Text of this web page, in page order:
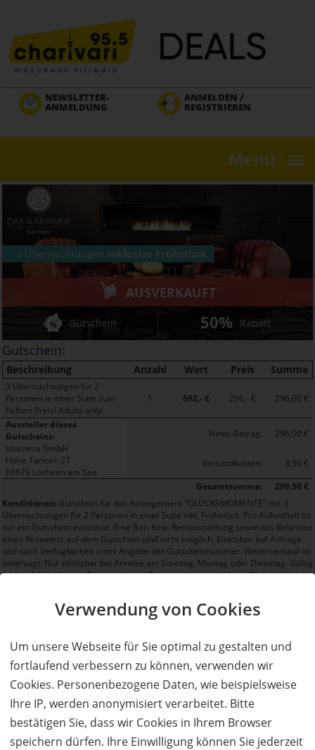
Verwendung von Cookies
Um unsere Webseite für Sie optimal zu gestalten und
fortlaufend verbessern zu können, verwenden wir
Cookies. Personenbezogene Daten, wie beispielsweise
Ihre IP, werden anonymisiert verarbeitet. Bitte
bestätigen Sie, dass wir Cookies in Ihrem Browser
speichern dürfen. Ihre Einwilligung können Sie jederzeit
Inhalt
NEWSLETTER-
ANMELDUNG
ANMELDEN /
REGISTRIEREN
Menü
AUSVERKAUFT
Gutschein 50% Rabatt
Gutschein:
Beschreibung Anzahl Wert Preis Summe
3 Übernachtungen für 2
Personen in einer Suite zum
halben Preis! Adults only!
1 592,- € 296,- € 296,00 €
Aussteller dieses
Gutscheins:
tourixma GmbH
Hohe Tannen 27
66679 Losheim am See
Netto-Betrag: 296,00 €
Versandkosten:
3,50 €
Gesamtsumme:
299,50 €
Konditionen: Gutschein für das Arrangement "GLÜCKSMOMENTE" mit 3
Übernachtungen für 2 Personen in einer Suite inkl. Frühstück. Pro Aufenthalt ist
nur ein Gutschein einlösbar. Eine Bar- bzw. Restauszahlung sowie das Belassen
eines Restwerts auf dem Gutschein sind nicht möglich. Einlösbar auf Anfrage
und nach Verfügbarkeit unter Angabe der Gutscheinnummer. Weiterverkauf ist
untersagt. Nur einlösbar bei Anreise am Sonntag, Montag oder Dienstag. Gültig
1 Jahr ab Kaufdatum. Ortstaxe ist vor Ort separat zu entrichten. Nicht einlösbar
Kauf ohne Kundenkonto
Sie können bei uns einen Kauf auch ohne Kundenkonto
tätigen. Nach Abschluss des Kaufvorgangs haben Sie die
Möglichkeit, Ihre Daten in einem Kundenkonto speichern zu
lassen.